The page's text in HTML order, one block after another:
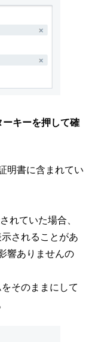
キーを押して確
明書に含まれてい
れていた場合、
されることがあ
響ありませんの
そのままにして